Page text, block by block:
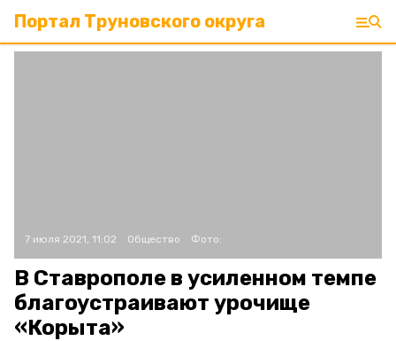
Портал Труновского округа
7 июля 2021, 11:02 Общество Фото:
В Ставрополе в усиленном темпе
благоустраивают урочище
«Корыта»